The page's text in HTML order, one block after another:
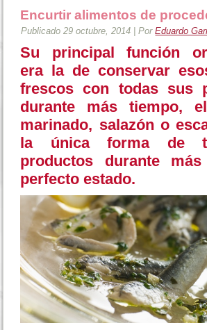
Encurtir alimentos de
Publicado 29 octubre, 2014 |Por Eduardo
Su principal función
era la de conservar
frescos con todas sus
durante más tiempo,
marinado, salazón o
la única forma de
productos durante
perfecto estado.